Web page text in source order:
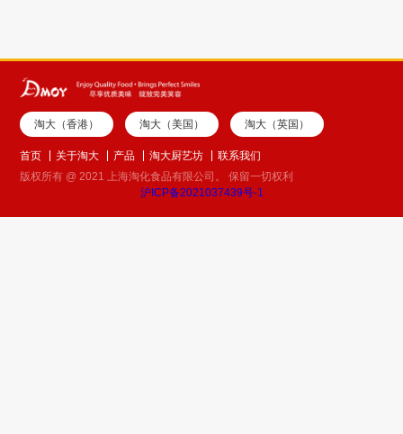
淘大（香港） 淘大（美国） 淘大（英国）
首页 关于淘大 产品 淘大厨艺坊
联系我们
版权所有 @ 2021 上海淘化食品有限公司。 保留一切权利
沪ICP备2021037439号-1